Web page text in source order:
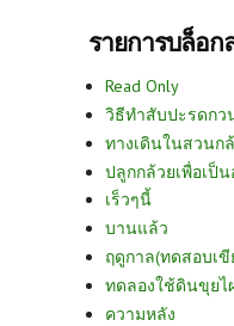
รายการบล็อก
Read Only
วิธีทำสับปะรดกว
ทางเดินในสวนก
ปลูกกล้วยเพื่อเป็
เร็วๆนี้
บานแล้ว
ฤดูกาล(ทดสอบเขี
ทดลองใช้ดินขุยไ
ความหลัง